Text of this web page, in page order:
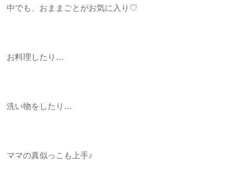
中でも、おままごとがお気に入り♡
お料理したり…
洗い物をしたり…
ママの真似っこも上手♪